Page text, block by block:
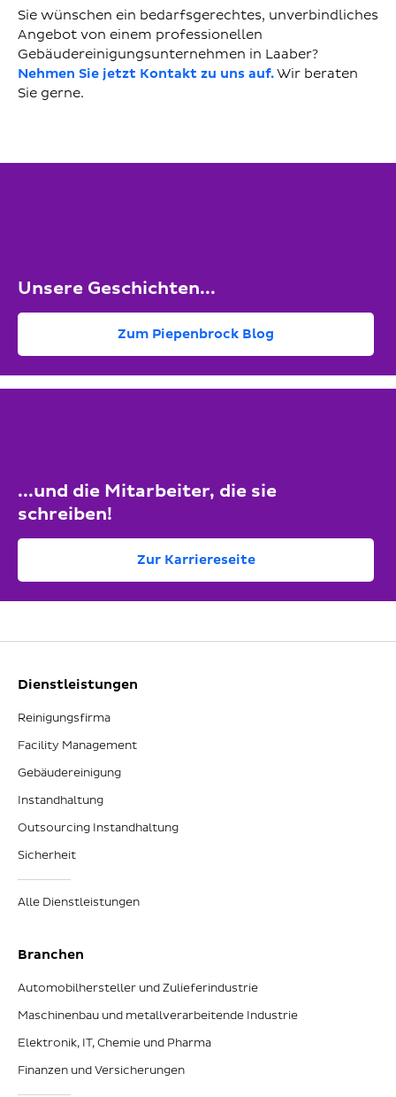
Sie wünschen ein bedarfsgerechtes, unverbindliches
Angebot von einem professionellen
Gebäudereinigungsunternehmen in Laaber?
Nehmen Sie jetzt Kontakt zu uns auf.Wir beraten
Sie gerne.
Unsere Geschichten...
Zum Piepenbrock Blog
...und die Mitarbeiter, die sie
schreiben!
Zur Karriereseite
Dienstleistungen
Reinigungsfirma
Facility Management
Gebäudereinigung
Instandhaltung
Outsourcing Instandhaltung
Sicherheit
Alle Dienstleistungen
Branchen
Automobilhersteller und Zulieferindustrie
Maschinenbau und metallverarbeitende Industrie
Elektronik, IT, Chemie und Pharma
Finanzen und Versicherungen